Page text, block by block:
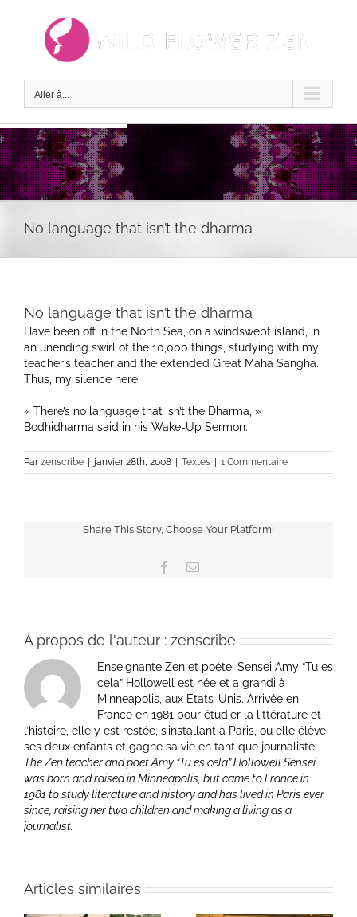
Aller à...
No language that isn’t the dharma
No language that isn’t the dharma
Have been off in the North Sea, on a windswept island, in
an unending swirl of the 10,000 things, studying with my
teacher’s teacher and the extended Great Maha Sangha.
Thus, my silence here.
« There’s no language that isn’t the Dharma, »
Bodhidharma said in his Wake-Up Sermon.
Par zenscribe janvier 28th, 2008 Textes 1 Commentaire
Share This Story, Choose Your Platform!
Facebook
Email
À propos de l'auteur : zenscribe
Enseignante Zen et poète, Sensei Amy “Tu es
cela” Hollowell est née et a grandi à
Minneapolis, aux Etats-Unis. Arrivée en
France en 1981 pour étudier la littérature et
l’histoire, elle y est restée, s’installant à Paris, où elle élève
ses deux enfants et gagne sa vie en tant que journaliste.
The Zen teacher and poet Amy “Tu es cela” Hollowell Sensei
was born and raised in Minneapolis, but came to France in
1981 to study literature and history and has lived in Paris ever
since, raising her two children and making a living as a
journalist.
Articles similaires